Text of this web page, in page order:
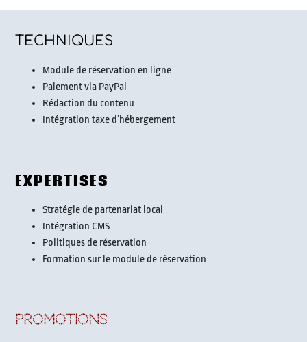
TECHNIQUES
Module de réservation en ligne
Paiement via PayPal
Rédaction du contenu
Intégration taxe d’hébergement
EXPERTISES
Stratégie de partenariat local
Intégration CMS
Politiques de réservation
Formation sur le module de réservation
PROMOTIONS